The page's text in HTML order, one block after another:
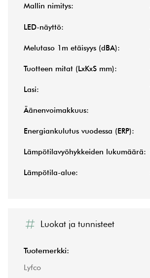
Mallin nimitys:
LED-näyttö:
Melutaso 1m etäisyys (dBA):
Tuotteen mitat (LxKxS mm):
Lasi:
Äänenvoimakkuus:
Energiankulutus vuodessa (ERP):
Lämpötilavyöhykkeiden lukumäärä:
Lämpötila-alue:
Luokat ja tunnisteet
Tuotemerkki:
Lyfco